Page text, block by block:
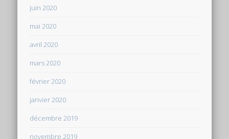
juin 2020
mai 2020
avril 2020
mars 2020
février 2020
janvier 2020
décembre 2019
novembre 2019